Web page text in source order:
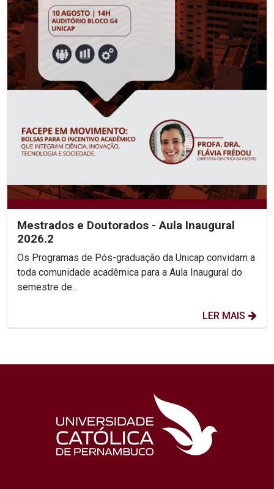
Mestrados e Doutorados - Aula Inaugural
2026.2
Os Programas de Pós-graduação da Unicap convidam a
toda comunidade acadêmica para a Aula Inaugural do
semestre de...
LER MAIS